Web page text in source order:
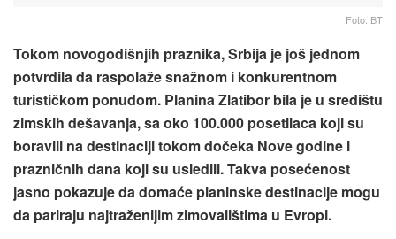
Foto: BT
Tokom novogodišnjih praznika, Srbija je još jednom
potvrdila da raspolaže snažnom i konkurentnom
turističkom ponudom. Planina Zlatibor bila je u središtu
zimskih dešavanja, sa oko 100.000 posetilaca koji su
boravili na destinaciji tokom dočeka Nove godine i
prazničnih dana koji su usledili. Takva posećenost
jasno pokazuje da domaće planinske destinacije mogu
da pariraju najtraženijim zimovalištima u Evropi.